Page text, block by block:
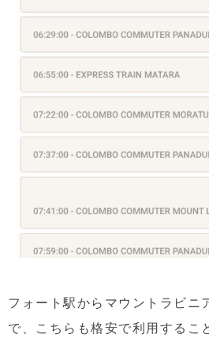
フォート駅からマウントラビニ
で、こちらも格安で利用するこ